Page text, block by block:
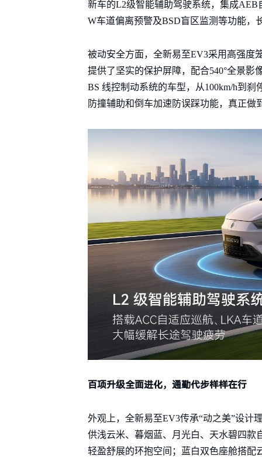
新车的L2级智能辅助驾驶系统，集成
W车道偏离预警及BSD盲区监测等功能，
被动安全方面，全新易至EV3采用高强度
提供了坚实的保护屏障，配合540°全景
BS 线控制动系统的车型，从100km/h到
防撞辅助和倒车加速防误踩功能，真正做
百项升级全面进化，通勤代步样样在行
外观上，全新易至EV3传承“动之美”设计
供浅云米、暮烟蓝、月光白、天水碧四款
轻盈舒展的环抱空间；蓝白双色座舱搭配